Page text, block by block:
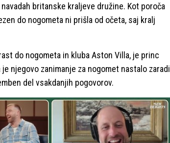
britanske kraljeve družine. Kot poroča
do nogometa ni prišla od očeta, saj kralj
do nogometa in kluba Aston Villa, je princ
njegovo zanimanje za nogomet nastalo zaradi
del vsakdanjih pogovorov.